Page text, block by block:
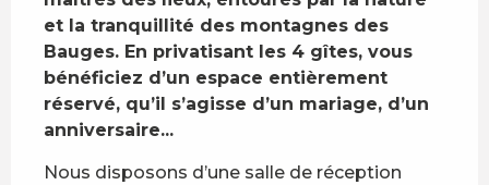
et la tranquillité des montagnes des
Bauges. En privatisant les 4 gîtes, vous
bénéficiez d’un espace entièrement
réservé, qu’il s’agisse d’un mariage, d’un
anniversaire...
Nous disposons d’une salle de réception